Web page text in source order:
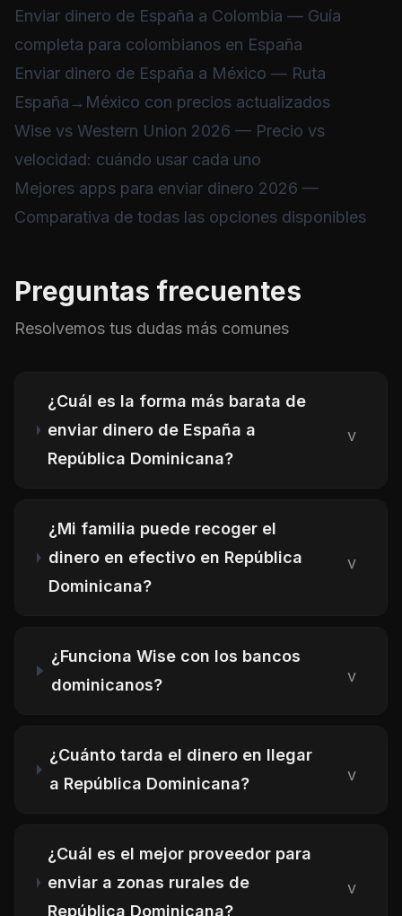
Enviar dinero de España a Colombia — Guía
completa para colombianos en España
Enviar dinero de España a México — Ruta
España→México con precios actualizados
Wise vs Western Union 2026 — Precio vs
velocidad: cuándo usar cada uno
Mejores apps para enviar dinero 2026 —
Comparativa de todas las opciones disponibles
Preguntas frecuentes
Resolvemos tus dudas más comunes
¿Cuál es la forma más barata de
enviar dinero de España a
República Dominicana?
v
¿Mi familia puede recoger el
dinero en efectivo en República
Dominicana?
v
¿Funciona Wise con los bancos
dominicanos?
v
¿Cuánto tarda el dinero en llegar
a República Dominicana?
v
¿Cuál es el mejor proveedor para
enviar a zonas rurales de
República Dominicana?
v